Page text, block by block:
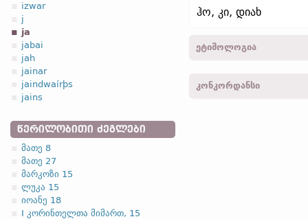
izwar
j
ja
jabai
jah
jainar
jaindwaírþs
jains
ᲬᲔᲠᲘᲚᲝᲑᲘᲗᲘ ᲫᲔᲒᲚᲔᲑᲘ
მათე 8
მათე 27
მარკოზი 15
ლუკა 15
იოანე 18
I კორინთელთა მიმართ, 15
ჰო, კი, დიახ
ეტიმოლოგია
ჰოლ.ja;ძვ. ზემ.-გერმ.
კონკორდანსი